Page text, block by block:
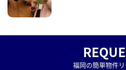
福岡の簡単物件